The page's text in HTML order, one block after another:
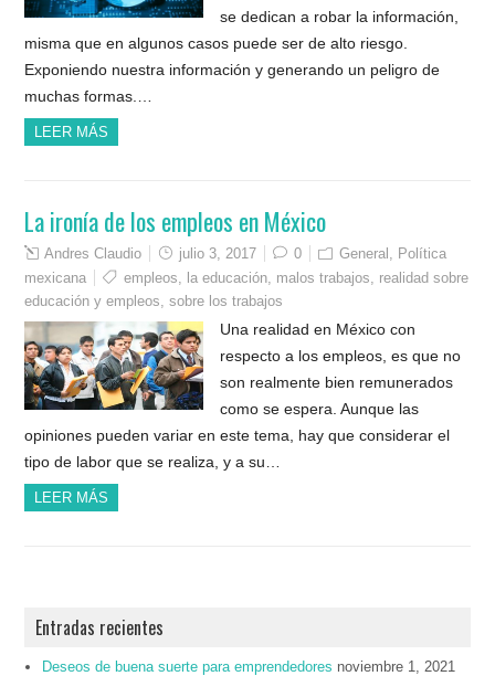
se dedican a robar la información,
misma que en algunos casos puede ser de alto riesgo.
Exponiendo nuestra información y generando un peligro de
muchas formas.…
LEER MÁS
La ironía de los empleos en México
Andres Claudio julio 3, 2017 0 General
Política
mexicana
empleos la educación malos trabajos
realidad sobre
educación y empleos ,sobre los trabajos
Una realidad en México con
respecto a los empleos, es que no
son realmente bien remunerados
como se espera. Aunque las
opiniones pueden variar en este tema, hay que considerar el
tipo de labor que se realiza, y a su…
LEER MÁS
Entradas recientes
Deseos de buena suerte para emprendedores noviembre 1, 2021